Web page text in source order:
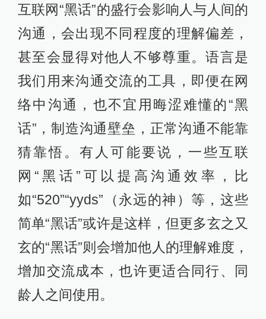
互联网“黑话”的盛行会影响人与人间的
沟通，会出现不同程度的理解偏差，
甚至会显得对他人不够尊重。语言是
我们用来沟通交流的工具，即便在网
络中沟通，也不宜用晦涩难懂的“黑
话”，制造沟通壁垒，正常沟通不能靠
猜靠悟。有人可能要说，一些互联
网“黑话”可以提高沟通效率，比
如“520”“yyds”（永远的神）等，这些
简单“黑话”或许是这样，但更多玄之又
玄的“黑话”则会增加他人的理解难度，
增加交流成本，也许更适合同行、同
龄人之间使用。